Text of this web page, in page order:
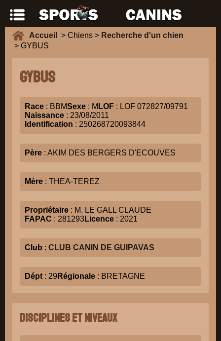
Accueil > Chiens > Recherche d'un chien
> GYBUS
GYBUS
Race : BBMSexe : M LOF : LOF 072827/09791
Naissance : 23/08/2011
Identification : 250268720093844
Père : AKIM DES BERGERS D'ECOUVES
Mère : THEA-TEREZ
Propriétaire : M. LE GALL CLAUDE
FAPAC : 281293Licence : 2021
Club : CLUB CANIN DE GUIPAVAS
Dépt : 29Régionale : BRETAGNE
Disciplines et niveaux